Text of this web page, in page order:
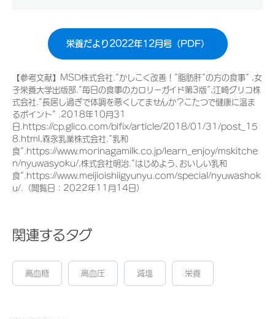
栄養だより2022年12月号（PDF）
【参考文献】MSD株式会社.”かしこく改善！”脂肪肝”の方の食事” ,女
子栄養大学出版部.”毎日の食事のカロリーガイド第3版”,江崎グリコ株
式会社.”長居し過ぎで体調を悪くしてませんか？こたつで健康に温ま
るポイント” .2018年10月31
日.https://cp.glico.com/bifix/article/2018/01/31/post_15
8.html,森永乳業株式会社.”乳和
食”.https://www.morinagamilk.co.jp/learn_enjoy/mskitche
n/nyuwasyoku/,株式会社明治.”はじめよう､おいしい乳和
食”.https://www.meijioishiigyunyu.com/special/nyuwashok
u/.（閲覧日：2022年11月14日）
関連するタグ
高血糖 高血圧 減塩 栄養